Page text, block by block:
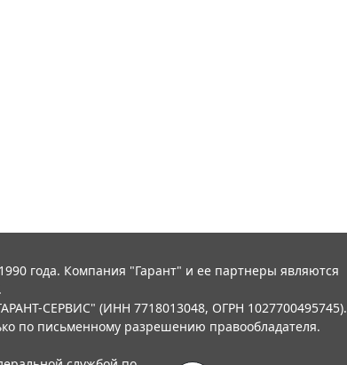
года. Компания "Гарант" и ее партнеры являются
СЕРВИС" (ИНН 7718013048, ОГРН 1027700495745).
по письменному разрешению правообладателя.